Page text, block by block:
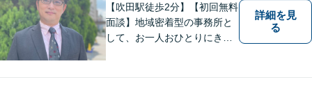
【吹田駅徒歩2分】【初回無料
面談】地域密着型の事務所と
して、お一人おひとりにきめ
詳細を見
る